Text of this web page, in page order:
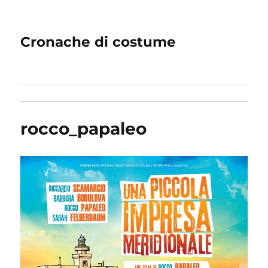
Cronache di costume
rocco_papaleo